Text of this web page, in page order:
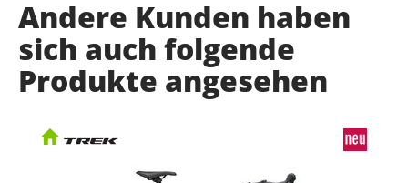
Andere Kunden haben
sich auch folgende
Produkte angesehen